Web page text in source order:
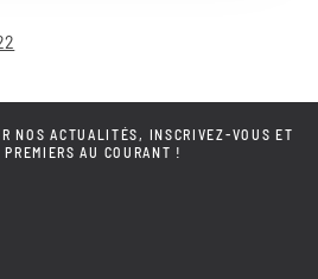
NOS ACTUALITÉS, INSCRIVEZ-VOUS ET
AU COURANT !